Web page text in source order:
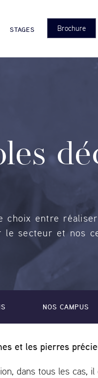
STAGES Brochure
choix entre
le secteur et nos
NOS CAMPUS
et les pierres
dans tous les cas,